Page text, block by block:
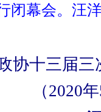
闭幕会。汪
协十三届
（2020